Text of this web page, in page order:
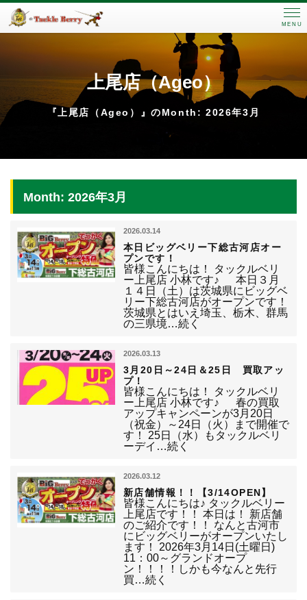
MENU
上尾店（Ageo）
『上尾店（Ageo）』のMonth: 2026年3月
Month: 2026年3月
2026.03.14
本日ビッグベリー下総古河店オー
プンです！
皆様こんにちは！ タックルベリ
ー上尾店 小林です♪ 本日３月
１４日（土）は茨城県にビッグベ
リー下総古河店がオープンです！
茨城県とはいえ埼玉、栃木、群馬
の三県境…続く
2026.03.13
3月20日～24日＆25日 買取アッ
プ！
皆様こんにちは！ タックルベリ
ー上尾店 小林です♪ 春の買取
アップキャンペーンが3月20日
（祝金）～24日（火）まで開催で
す！ 25日（水）もタックルベリ
ーデイ…続く
2026.03.12
新店舗情報！！【3/14OPEN】
皆様こんにちは♪ タックルベリー
上尾店です！！ 本日は！ 新店舗
のご紹介です！！ なんと古河市
にビッグベリーがオープンいたし
ます！ 2026年3月14日(土曜日)
11：00～グランドオープ
ン！！！！しかも今なんと先行
買…続く